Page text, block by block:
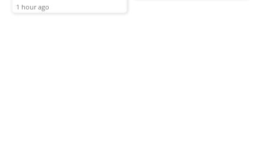
1 hour ago